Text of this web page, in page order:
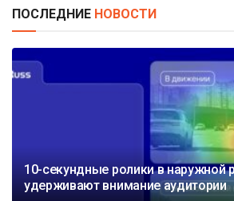
ПОСЛЕДНИЕ НОВОСТИ
10-секундные ролики в наружной
удерживают внимание аудитории